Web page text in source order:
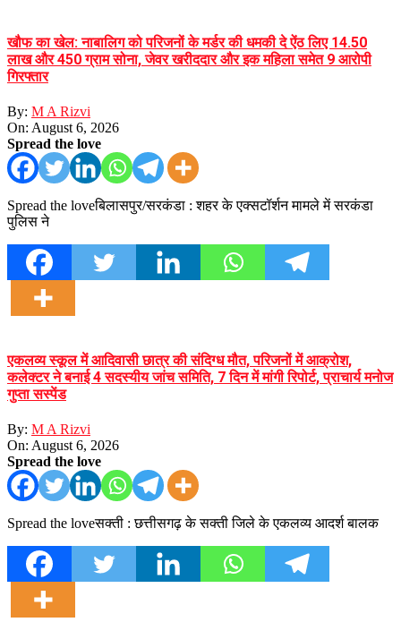
खौफ का खेल: नाबालिग को परिजनों के मर्डर की धमकी दे ऐंठ लिए 14.50
लाख और 450 ग्राम सोना, जेवर खरीददार और इक महिला समेत 9 आरोपी
गिरफ्तार
By: M A Rizvi
On: August 6, 2026
Spread the love
Spread the loveबिलासपुर/सरकंडा : शहर के एक्सटॉर्शन मामले में सरकंडा
पुलिस ने
एकलव्य स्कूल में आदिवासी छात्र की संदिग्ध मौत, परिजनों में आक्रोश,
कलेक्टर ने बनाई 4 सदस्यीय जांच समिति, 7 दिन में मांगी रिपोर्ट, प्राचार्य मनोज
गुप्ता सस्पेंड
By: M A Rizvi
On: August 6, 2026
Spread the love
Spread the loveसक्ती : छत्तीसगढ़ के सक्ती जिले के एकलव्य आदर्श बालक